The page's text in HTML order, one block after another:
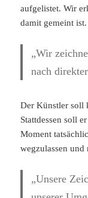
aufgelistet. Wir
damit gemeint ist.
„Wir
nach
Der Künstler soll
Stattdessen soll
Moment
wegzulassen
„Unsere